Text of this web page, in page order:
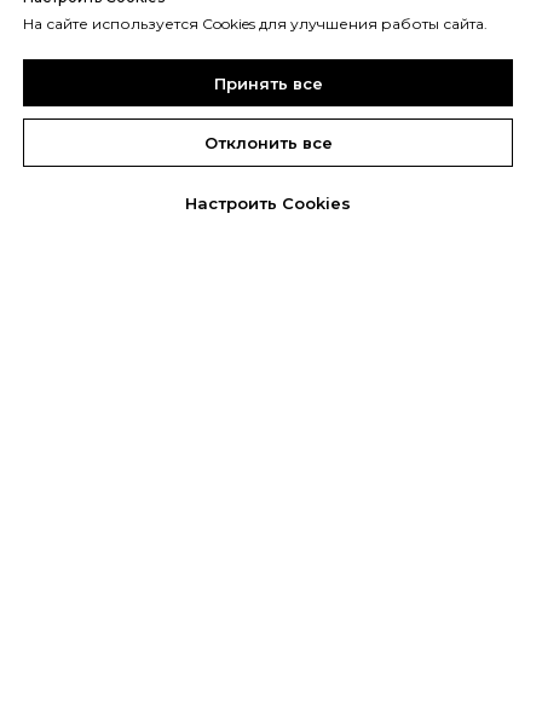
На сайте используется Cookies для улучшения работы сайта.
Принять все
Отклонить все
Настроить Cookies